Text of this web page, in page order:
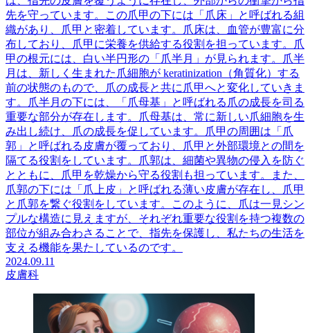
先を守っています。この爪甲の下には「爪床」と呼ばれる組
織があり、爪甲と密着しています。爪床は、血管が豊富に分
布しており、爪甲に栄養を供給する役割を担っています。爪
甲の根元には、白い半円形の「爪半月」が見られます。爪半
月は、新しく生まれた爪細胞が keratinization（角質化）する
前の状態のもので、爪の成長と共に爪甲へと変化していきま
す。爪半月の下には、「爪母基」と呼ばれる爪の成長を司る
重要な部分が存在します。爪母基は、常に新しい爪細胞を生
み出し続け、爪の成長を促しています。爪甲の周囲は「爪
郭」と呼ばれる皮膚が覆っており、爪甲と外部環境との間を
隔てる役割をしています。爪郭は、細菌や異物の侵入を防ぐ
とともに、爪甲を乾燥から守る役割も担っています。また、
爪郭の下には「爪上皮」と呼ばれる薄い皮膚が存在し、爪甲
と爪郭を繋ぐ役割をしています。このように、爪は一見シン
プルな構造に見えますが、それぞれ重要な役割を持つ複数の
部位が組み合わさることで、指先を保護し、私たちの生活を
支える機能を果たしているのです。
2024.09.11
皮膚科